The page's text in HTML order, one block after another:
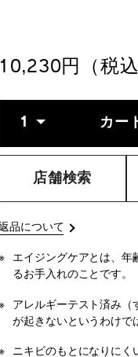
10,230円（税込
TO
ACTIONS
1 カー
店舗検索
品について
エイジングケアとは、年
るお手入れのことです。
アレルギーテスト済み（
が起きないというわけで
ニキビのもとになりにく